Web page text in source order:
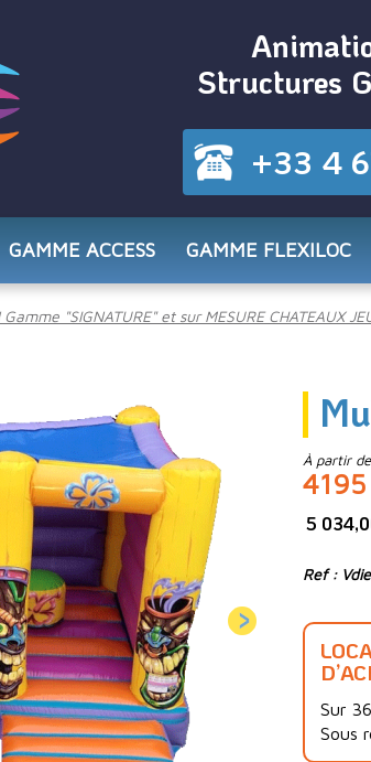
Structures
+33 4
GAMME ACCESS GAMME FLEXILOC
"SIGNATURE" et sur MESURE CHATEAUX
À partir de
5
Ref :
Sur
Sous